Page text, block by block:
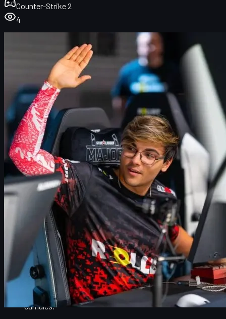
Counter-Strike 2
4
Contexte de la grande finale du Budapest Major 2025
Où et quand regarder Vitality vs FaZe en direct
Format, maps et suivi du score en direct
Les enjeux historiques de cette finale
Parcours et forme récente de Team Vitality
Parcours et forme récente de FaZe Clan
Analyse du duel Vitality vs FaZe
CS2 skins, Budapest Major et shopping sur
uuskins.com
Ce que cette finale signifie pour la saison CS2 2026
Contexte de la grande finale du Budapest Major 2025
Le StarLadder CS2 Budapest Major 2025 touche à son apogée
avec une affiche de rêve :Team Vitality vs FaZe Clan
en grande
finale. D’un côté, Vitality arrive comme le favori logique, après un
premier semestre 2025 ultra-dominant. De l’autre, FaZe,
considéré comme outsider en arrivant à Budapest, a déjoué tous
les pronostics pour se hisser jusqu’au dernier match.
Au-delà d’un simple BO5, cette finale est unmoment d’histoire
pour CS2
:
Vitality peut aller chercher untroisième Major en tant
qu’organisationet undeuxième titre consécutif sur CS2.
FaZe a l’occasion de remporter undeuxième Major au
total(après Anvers 2022) et de rejoindre le cercle très
fermé des équipes double championnes CS:GO/CS2
cumulés.